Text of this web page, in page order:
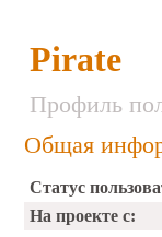
Pirate
Профиль
Общая
Статус
На проекте с: